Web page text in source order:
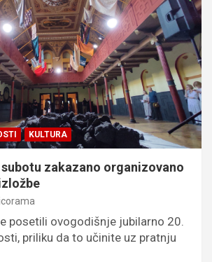
KULTURA
subotu zakazano organizovano
posetili ovogodišnje jubilarno 20.
priliku da to učinite uz pratnju